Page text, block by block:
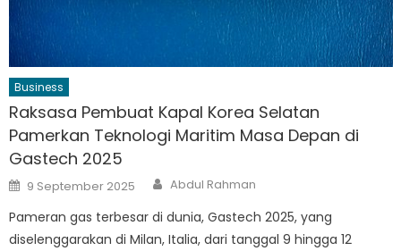
Business
Raksasa Pembuat Kapal Korea Selatan
Pamerkan Teknologi Maritim Masa Depan di
Gastech 2025
Posted
on
9 September 2025 Author
Abdul Rahman
Pameran gas terbesar di dunia, Gastech 2025, yang
diselenggarakan di Milan, Italia, dari tanggal 9 hingga 12